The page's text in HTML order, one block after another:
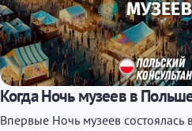
Когда Ночь музеев в
Впервые Ночь музеев состоялась